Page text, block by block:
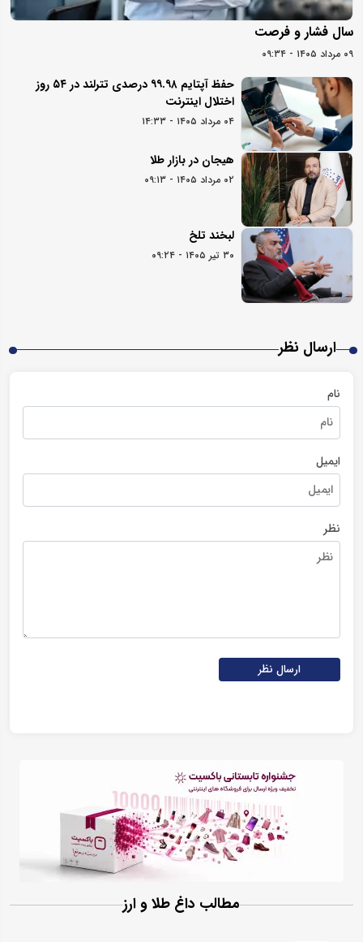
سال فشار و فرصت
۰۹ مرداد ۱۴۰۵ - ۰۹:۳۴
حفظ آپتایم ۹۹.۹۸ درصدی تترلند در ۵۴ روز
اختلال اینترنت
۰۴ مرداد ۱۴۰۵ - ۱۴:۳۳
هیجان در بازار طلا
۰۲ مرداد ۱۴۰۵ - ۰۹:۱۳
لبخند تلخ
۳۰ تیر ۱۴۰۵ - ۰۹:۲۴
ارسال نظر
نام
ایمیل
نظر
ارسال نظر
مطالب داغ طلا و ارز